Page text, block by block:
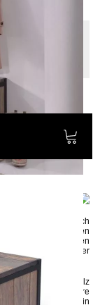
deinen Flur optisch
mit dem kleinen
einen ausreichenden
an zu riechen oder
Kiefernholz
2 Fächer für mehrere
Schuhpaare in